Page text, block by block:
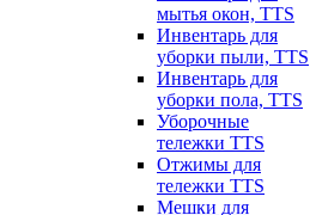
мытья окон, TTS
Инвентарь для
уборки пыли, TTS
Инвентарь для
уборки пола, TTS
Уборочные
тележки TTS
Отжимы для
тележки TTS
Мешки для